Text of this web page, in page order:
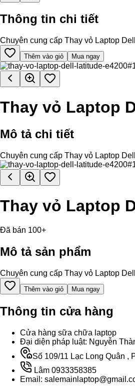
Thông tin chi tiết
Chuyên cung cấp Thay vỏ Laptop
Thêm vào giỏ Mua ngay
Thay vỏ Laptop
Mô tả chi tiết
Chuyên cung cấp Thay vỏ Laptop
Thay vỏ Laptop
Đã bán 100+
Mô tả sản phẩm
Chuyên cung cấp Thay vỏ Laptop
Thêm vào giỏ Mua ngay
Thông tin cửa hàng
Cửa hàng sữa chữa laptop
Đại diện pháp luật: Nguyễn
Số 109/11 Lạc Long Quân ,
Lâm 0933358385
Email: